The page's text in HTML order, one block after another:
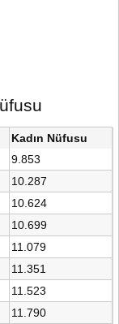
Kadın Nüfusu
9.853
10.287
10.624
10.699
11.079
11.351
11.523
11.790